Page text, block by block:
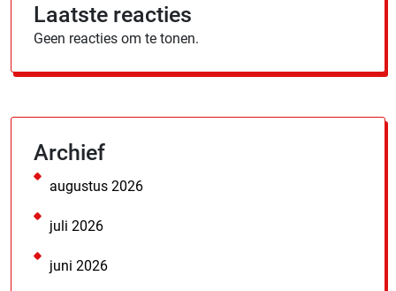
Laatste reacties
Geen reacties om te tonen.
Archief
augustus 2026
juli 2026
juni 2026